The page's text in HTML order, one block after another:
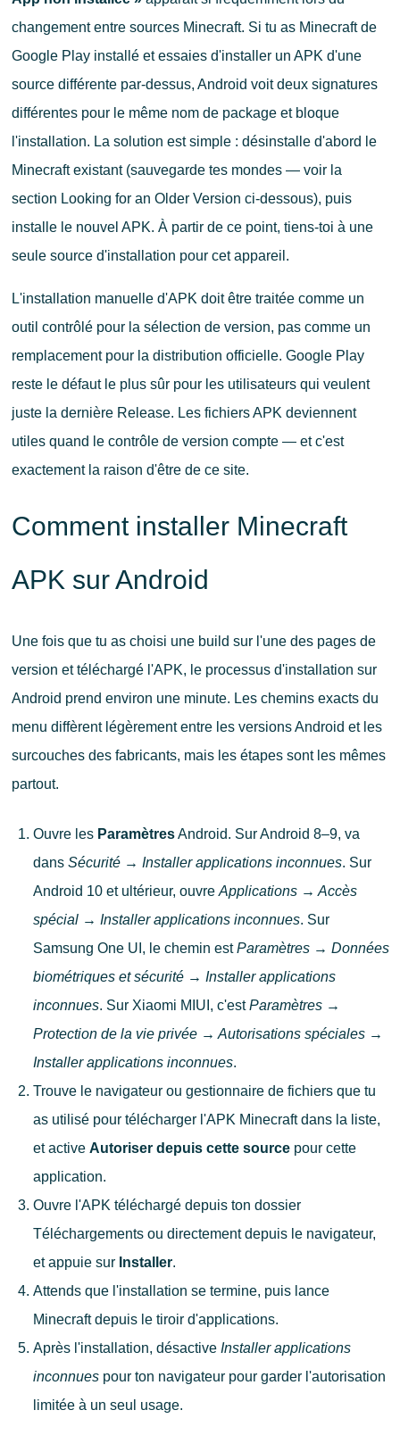
changement entre sources Minecraft. Si tu as Minecraft de
Google Play installé et essaies d'installer un APK d'une
source différente par-dessus, Android voit deux signatures
différentes pour le même nom de package et bloque
l'installation. La solution est simple : désinstalle d'abord le
Minecraft existant (sauvegarde tes mondes — voir la
section Looking for an Older Version ci-dessous), puis
installe le nouvel APK. À partir de ce point, tiens-toi à une
seule source d'installation pour cet appareil.
L'installation manuelle d'APK doit être traitée comme un
outil contrôlé pour la sélection de version, pas comme un
remplacement pour la distribution officielle. Google Play
reste le défaut le plus sûr pour les utilisateurs qui veulent
juste la dernière Release. Les fichiers APK deviennent
utiles quand le contrôle de version compte — et c'est
exactement la raison d'être de ce site.
Comment installer Minecraft
APK sur Android
Une fois que tu as choisi une build sur l'une des pages de
version et téléchargé l'APK, le processus d'installation sur
Android prend environ une minute. Les chemins exacts du
menu diffèrent légèrement entre les versions Android et les
surcouches des fabricants, mais les étapes sont les mêmes
partout.
Ouvre les ParamètresAndroid. Sur Android 8–9, va
dans Sécurité → Installer applications inconnues. Sur
Android 10 et ultérieur, ouvre Applications → Accès
spécial → Installer applications inconnues. Sur
Samsung One UI, le chemin estParamètres → Données
biométriques et sécurité → Installer applications
inconnues. Sur Xiaomi MIUI, c'estParamètres →
Protection de la vie privée → Autorisations spéciales →
Installer applications inconnues.
Trouve le navigateur ou gestionnaire de fichiers que tu
as utilisé pour télécharger l'APK Minecraft dans la liste,
et active Autoriser depuis cette sourcepour cette
application.
Ouvre l'APK téléchargé depuis ton dossier
Téléchargements ou directement depuis le navigateur,
et appuie sur Installer.
Attends que l'installation se termine, puis lance
Minecraft depuis le tiroir d'applications.
Après l'installation, désactive Installer applications
inconnuespour ton navigateur pour garder l'autorisation
limitée à un seul usage.